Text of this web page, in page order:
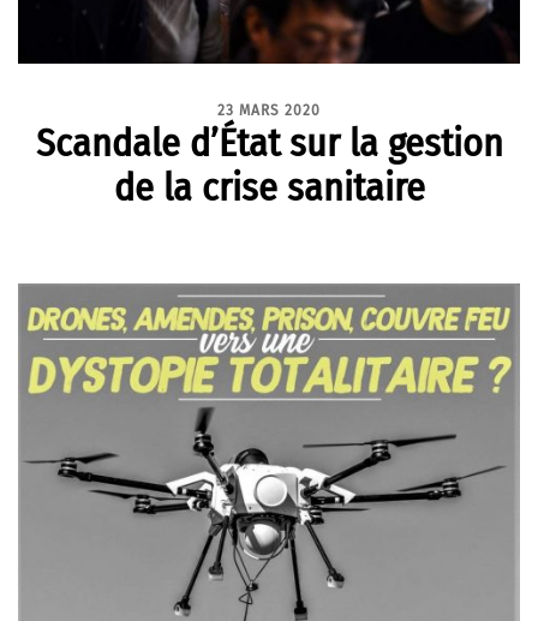
23 MARS 2020
Scandale d’État sur la gestion
de la crise sanitaire